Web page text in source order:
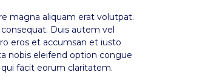
magna aliquam erat volutpat.
Duis autem vel
eros et accumsan et iusto
nobis eleifend option congue
facit eorum claritatem.